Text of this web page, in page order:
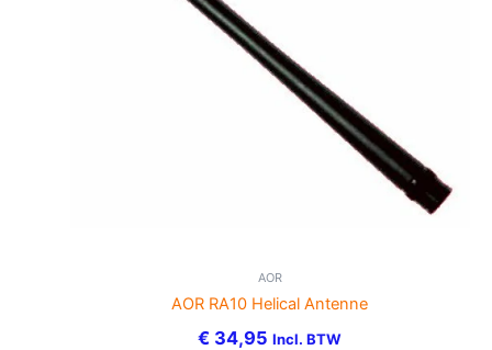
AOR
AOR RA10 Helical Antenne
€ 34,95 Incl. BTW